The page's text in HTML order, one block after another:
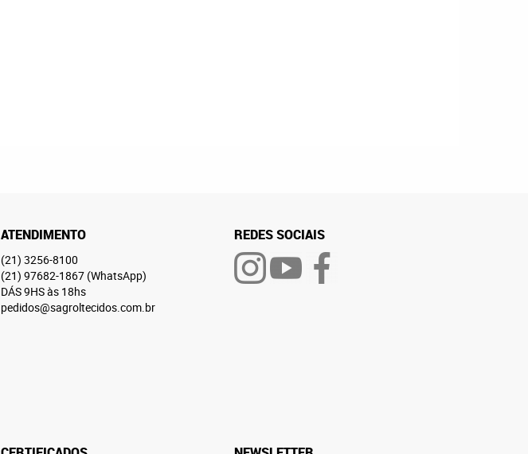
ATENDIMENTO
(21) 3256-8100
(21) 97682-1867 (WhatsApp)
DÁS 9HS às 18hs
pedidos@sagroltecidos.com.br
REDES SOCIAIS